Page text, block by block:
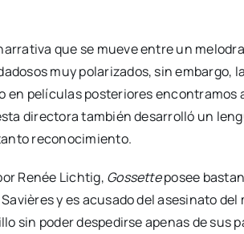
que se mueve entre un
muy polarizados, sin
en películas posteriores encontramos
directora también desarrolló un
reconocimiento.
Renée Lichtig, Gossetteposee
y es acusado del asesinato
sin poder despedirse apenas de sus